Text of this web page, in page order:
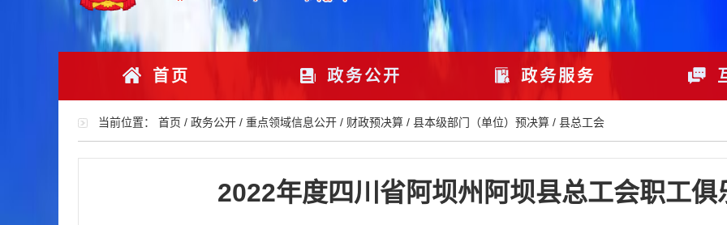
首页 政务公开 政务服务
当前位置： 首页 / 政务公开 / 重点领域信息公开 / 财政预决算 / 县本级部门（单位）预决算 / 县总工会
2022年度四川省阿坝州阿坝县总工会职工俱